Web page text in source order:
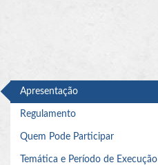
Apresentação
Regulamento
Quem Pode Participar
Temática e Período de Execução